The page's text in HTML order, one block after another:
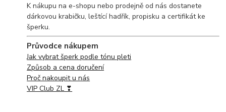
K nákupu na e-shopu nebo prodejně od nás dostanete
dárkovou krabičku, leštící hadřík, propisku a certifikát ke
šperku.
Průvodce nákupem
Jak vybrat šperk podle tónu pleti
Způsob a cena doručení
Proč nakoupit u nás
VIP Club ZL ❣